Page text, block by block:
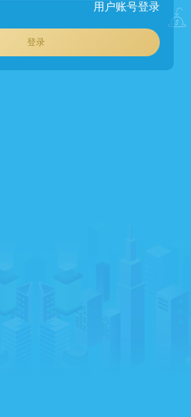
用户账号登录
登录